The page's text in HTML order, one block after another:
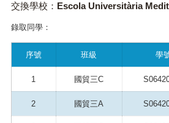
交換學校：Escola Universitària
錄取同學：
序號 班級 學
1 國貿三C
2 國貿三A